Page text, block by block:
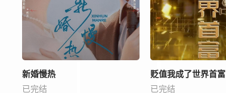
新婚慢热
已完结
贬值我成了世界首富
已完结